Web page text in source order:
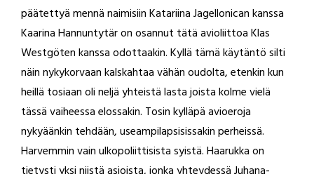
päätettyä mennä naimisiin Katariina Jagellonican kanssa
Kaarina Hannuntytär on osannut tätä avioliittoa Klas
Westgöten kanssa odottaakin. Kyllä tämä käytäntö silti
näin nykykorvaan kalskahtaa vähän oudolta, etenkin kun
heillä tosiaan oli neljä yhteistä lasta joista kolme vielä
tässä vaiheessa elossakin. Tosin kylläpä avioeroja
nykyäänkin tehdään, useampilapsisissakin perheissä.
Harvemmin vain ulkopoliittisista syistä. Haarukka on